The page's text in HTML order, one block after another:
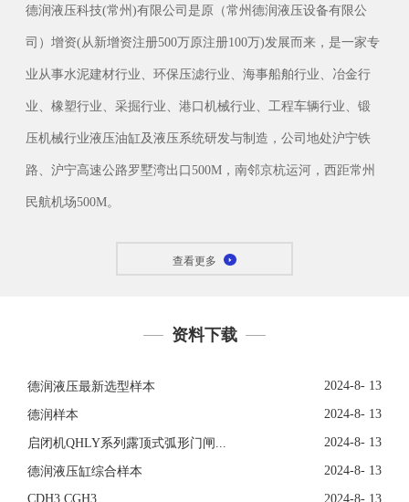
德润液压科技(常州)有限公司是原（常州德润液压设备有限公
司）增资(从新增资注册500万原注册100万)发展而来，是一家专
业从事水泥建材行业、环保压滤行业、海事船舶行业、冶金行
业、橡塑行业、采掘行业、港口机械行业、工程车辆行业、锻
压机械行业液压油缸及液压系统研发与制造，公司地处沪宁铁
路、沪宁高速公路罗墅湾出口500M，南邻京杭运河，西距常州
民航机场500M。
查看更多
资料下载
德润液压最新选型样本 2024-8- 13
德润样本 2024-8- 13
启闭机QHLY系列露顶式弧形门闸... 2024-8- 13
德润液压缸综合样本 2024-8- 13
CDH3 CGH3 2024-8- 13